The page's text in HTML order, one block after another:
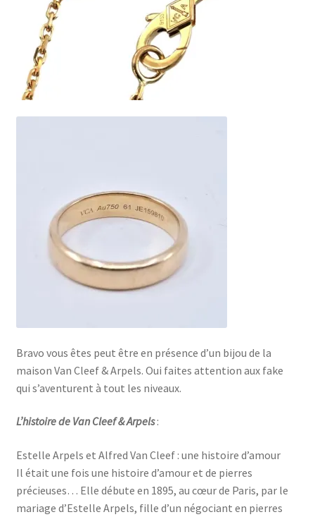
Bravo vous êtes peut être en présence d’un bijou de la
maison Van Cleef & Arpels. Oui faites attention aux fake
qui s’aventurent à tout les niveaux.
L’histoire de Van Cleef & Arpels:
Estelle Arpels et Alfred Van Cleef : une histoire d’amour
Il était une fois une histoire d’amour et de pierres
précieuses… Elle débute en 1895, au cœur de Paris, par le
mariage d’Estelle Arpels, fille d’un négociant en pierres